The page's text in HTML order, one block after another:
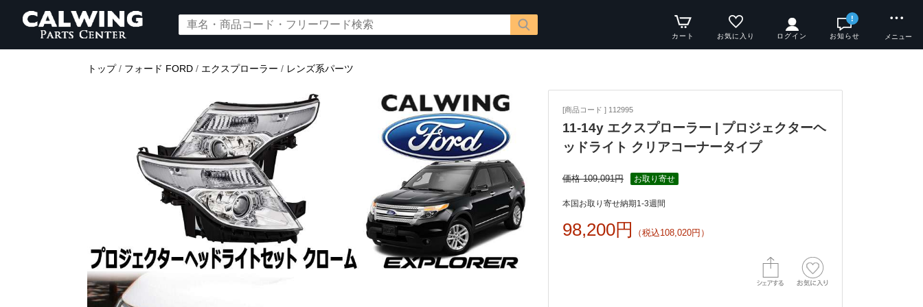
カート お気に入り ログイン
!
お知らせ メニュー
トップ/ フォード FORD / エクスプローラー / レンズ系パーツ
[商品コード ] 112995
11-14y エクスプローラー | プロジェクターヘ
ッドライト クリアコーナータイプ
価格 109,091円 お取り寄せ
本国お取り寄せ納期1-3週間
98,200円 （税込108,020円）